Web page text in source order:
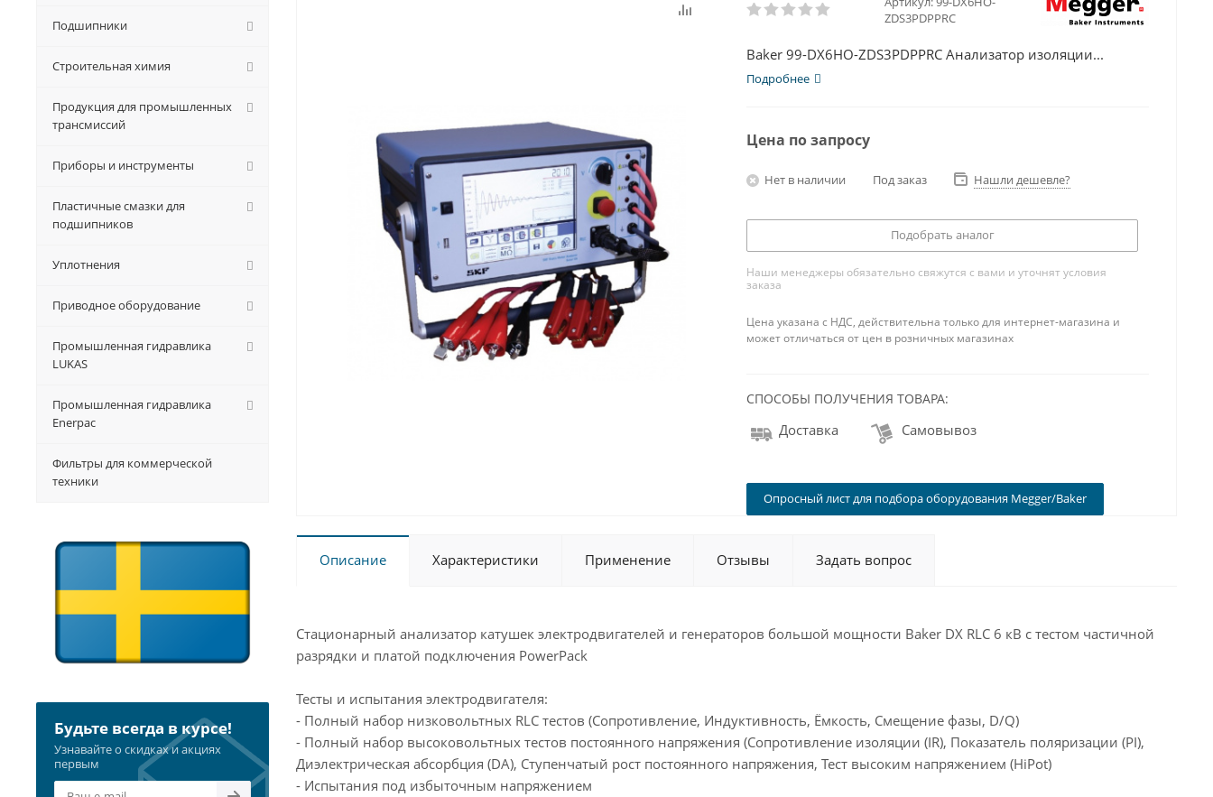
ZDS3PDPPRC
Baker 99-DX6HO-ZDS3PDPPRC Анализатор изоляции...
Подробнее
Цена по запросу
Нет в наличии Под заказ Нашли дешевле?
Подобрать аналог
Наши менеджеры обязательно свяжутся с вами и уточнят условия
заказа
Цена указана с НДС, действительна только для интернет-магазина и
может отличаться от цен в розничных магазинах
СПОСОБЫ ПОЛУЧЕНИЯ ТОВАРА:
Доставка Самовывоз
Опросный лист для подбора оборудования Megger/Baker
Описание Характеристики Применение Отзывы Задать вопрос
Стационарный анализатор катушек электродвигателей и генераторов большой мощности Baker DX RLC 6 кВ с тестом частичной
разрядки и платой подключения PowerPack
Тесты и испытания электродвигателя:
- Полный набор низковольтных RLC тестов (Сопротивление, Индуктивность, Ёмкость, Смещение фазы, D/Q)
- Полный набор высоковольтных тестов постоянного напряжения (Сопротивление изоляции (IR), Показатель поляризации (PI),
Диэлектрическая абсорбция (DA), Ступенчатый рост постоянного напряжения, Тест высоким напряжением (HiPot)
- Испытания под избыточным напряжением
Подшипники
Строительная химия
Продукция для промышленных
трансмиссий
Приборы и инструменты
Пластичные смазки для
подшипников
Уплотнения
Приводное оборудование
Промышленная гидравлика
LUKAS
Промышленная гидравлика
Enerpac
Фильтры для коммерческой
техники
Будьте всегда в курсе!
Узнавайте о скидках и акциях
первым